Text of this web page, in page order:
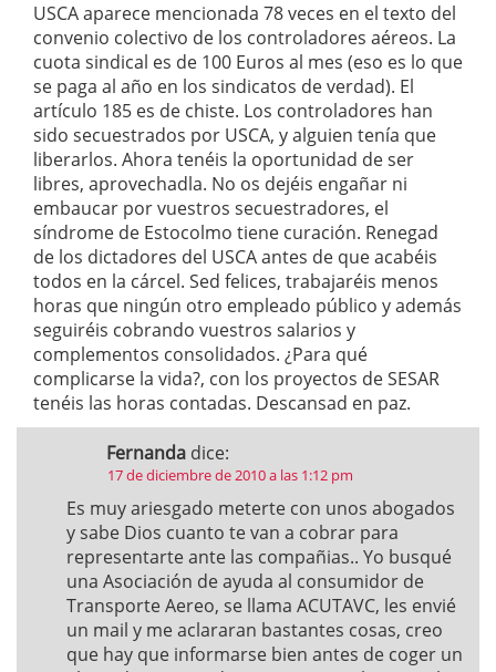
USCA aparece mencionada 78 veces en el texto del
convenio colectivo de los controladores aéreos. La
cuota sindical es de 100 Euros al mes (eso es lo que
se paga al año en los sindicatos de verdad). El
artículo 185 es de chiste. Los controladores han
sido secuestrados por USCA, y alguien tenía que
liberarlos. Ahora tenéis la oportunidad de ser
libres, aprovechadla. No os dejéis engañar ni
embaucar por vuestros secuestradores, el
síndrome de Estocolmo tiene curación. Renegad
de los dictadores del USCA antes de que acabéis
todos en la cárcel. Sed felices, trabajaréis menos
horas que ningún otro empleado público y además
seguiréis cobrando vuestros salarios y
complementos consolidados. ¿Para qué
complicarse la vida?, con los proyectos de SESAR
tenéis las horas contadas. Descansad en paz.
Fernanda dice:
17 de diciembre de 2010 a las 1:12 pm
Es muy ariesgado meterte con unos abogados
y sabe Dios cuanto te van a cobrar para
representarte ante las compañias.. Yo busqué
una Asociación de ayuda al consumidor de
Transporte Aereo, se llama ACUTAVC, les envié
un mail y me aclararan bastantes cosas, creo
que hay que informarse bien antes de coger un